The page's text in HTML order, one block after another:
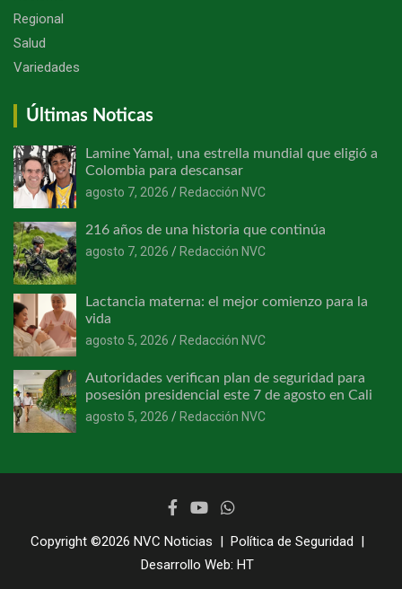
Regional
Salud
Variedades
Últimas Noticas
Lamine Yamal, una estrella mundial que eligió a
Colombia para descansar
agosto 7, 2026
Redacción NVC
216 años de una historia que continúa
agosto 7, 2026
Redacción NVC
Lactancia materna: el mejor comienzo para la
vida
agosto 5, 2026
Redacción NVC
Autoridades verifican plan de seguridad para
posesión presidencial este 7 de agosto en Cali
agosto 5, 2026
Redacción NVC
Copyright ©2026 NVC Noticias
Política de Seguridad
Desarrollo Web: HT